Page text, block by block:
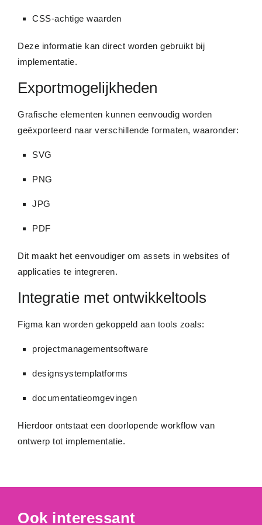
CSS-achtige waarden
Deze informatie kan direct worden gebruikt bij
implementatie.
Exportmogelijkheden
Grafische elementen kunnen eenvoudig worden
geëxporteerd naar verschillende formaten, waaronder:
SVG
PNG
JPG
PDF
Dit maakt het eenvoudiger om assets in websites of
applicaties te integreren.
Integratie met ontwikkeltools
Figma kan worden gekoppeld aan tools zoals:
projectmanagementsoftware
designsystemplatforms
documentatieomgevingen
Hierdoor ontstaat een doorlopende workflow van
ontwerp tot implementatie.
Ook interessant